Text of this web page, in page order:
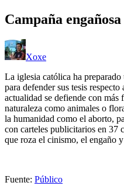
Campaña
Xoxe
La iglesia católica ha
para defender sus tesis
actualidad se defiende con más
naturaleza como animales o
la humanidad como el aborto,
con carteles publicitarios en 37
que roza el cinismo, el engaño
Fuente: Público